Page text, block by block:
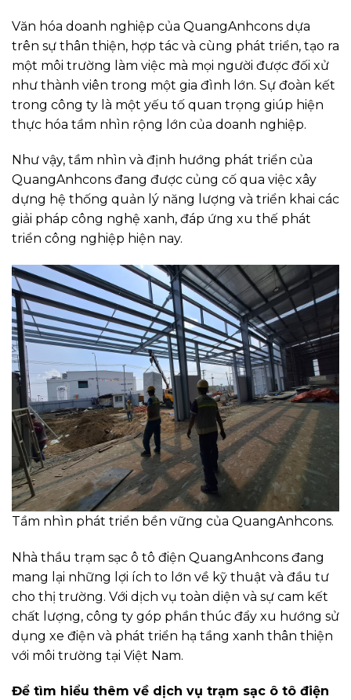
Văn hóa doanh nghiệp của QuangAnhcons dựa
trên sự thân thiện, hợp tác và cùng phát triển, tạo ra
một môi trường làm việc mà mọi người được đối xử
như thành viên trong một gia đình lớn. Sự đoàn kết
trong công ty là một yếu tố quan trọng giúp hiện
thực hóa tầm nhìn rộng lớn của doanh nghiệp.
Như vậy, tầm nhìn và định hướng phát triển của
QuangAnhcons đang được củng cố qua việc xây
dựng hệ thống quản lý năng lượng và triển khai các
giải pháp công nghệ xanh, đáp ứng xu thế phát
triển công nghiệp hiện nay.
Tầm nhìn phát triển bền vững của QuangAnhcons.
Nhà thầu trạm sạc ô tô điện QuangAnhcons đang
mang lại những lợi ích to lớn về kỹ thuật và đầu tư
cho thị trường. Với dịch vụ toàn diện và sự cam kết
chất lượng, công ty góp phần thúc đẩy xu hướng sử
dụng xe điện và phát triển hạ tầng xanh thân thiện
với môi trường tại Việt Nam.
Để tìm hiểu thêm về dịch vụ trạm sạc ô tô điện